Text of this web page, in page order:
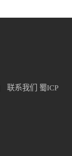
联系我们
蜀ICP